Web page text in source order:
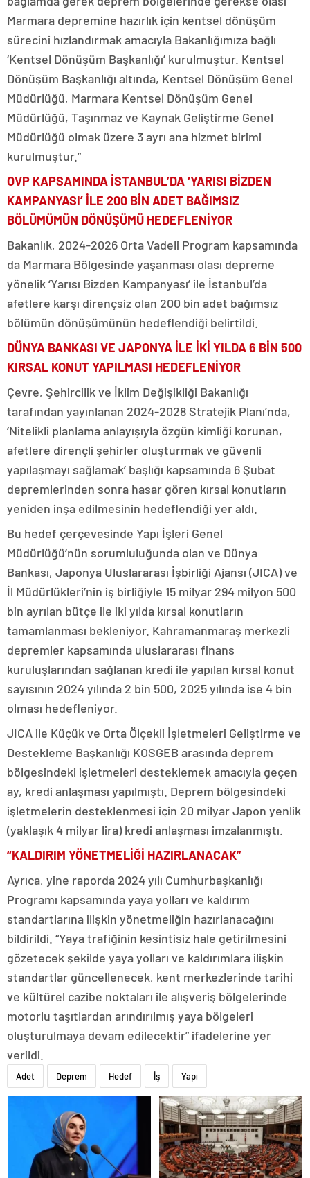
Marmara depremine hazırlık için kentsel dönüşüm
sürecini hızlandırmak amacıyla Bakanlığımıza bağlı
‘Kentsel Dönüşüm Başkanlığı’ kurulmuştur. Kentsel
Dönüşüm Başkanlığı altında, Kentsel Dönüşüm Genel
Müdürlüğü, Marmara Kentsel Dönüşüm Genel
Müdürlüğü, Taşınmaz ve Kaynak Geliştirme Genel
Müdürlüğü olmak üzere 3 ayrı ana hizmet birimi
kurulmuştur.”
OVP KAPSAMINDA İSTANBUL’DA ‘YARISI BİZDEN
KAMPANYASI’ İLE 200 BİN ADET BAĞIMSIZ
BÖLÜMÜMÜN DÖNÜŞÜMÜ HEDEFLENİYOR
Bakanlık, 2024-2026 Orta Vadeli Program kapsamında
da Marmara Bölgesinde yaşanması olası depreme
yönelik ‘Yarısı Bizden Kampanyası’ ile İstanbul’da
afetlere karşı dirençsiz olan 200 bin adet bağımsız
bölümün dönüşümünün hedeflendiği belirtildi.
DÜNYA BANKASI VE JAPONYA İLE İKİ YILDA 6 BİN 500
KIRSAL KONUT YAPILMASI HEDEFLENİYOR
Çevre, Şehircilik ve İklim Değişikliği Bakanlığı
tarafından yayınlanan 2024-2028 Stratejik Planı’nda,
‘Nitelikli planlama anlayışıyla özgün kimliği korunan,
afetlere dirençli şehirler oluşturmak ve güvenli
yapılaşmayı sağlamak’ başlığı kapsamında 6 Şubat
depremlerinden sonra hasar gören kırsal konutların
yeniden inşa edilmesinin hedeflendiği yer aldı.
Bu hedef çerçevesinde Yapı İşleri Genel
Müdürlüğü’nün sorumluluğunda olan ve Dünya
Bankası, Japonya Uluslararası İşbirliği Ajansı (JICA) ve
İl Müdürlükleri’nin iş birliğiyle 15 milyar 294 milyon 500
bin ayrılan bütçe ile iki yılda kırsal konutların
tamamlanması bekleniyor. Kahramanmaraş merkezli
depremler kapsamında uluslararası finans
kuruluşlarından sağlanan kredi ile yapılan kırsal konut
sayısının 2024 yılında 2 bin 500, 2025 yılında ise 4 bin
olması hedefleniyor.
JICA ile Küçük ve Orta Ölçekli İşletmeleri Geliştirme ve
Destekleme Başkanlığı KOSGEB arasında deprem
bölgesindeki işletmeleri desteklemek amacıyla geçen
ay, kredi anlaşması yapılmıştı. Deprem bölgesindeki
işletmelerin desteklenmesi için 20 milyar Japon yenlik
(yaklaşık 4 milyar lira) kredi anlaşması imzalanmıştı.
“KALDIRIM YÖNETMELİĞİ HAZIRLANACAK”
Ayrıca, yine raporda 2024 yılı Cumhurbaşkanlığı
Programı kapsamında yaya yolları ve kaldırım
standartlarına ilişkin yönetmeliğin hazırlanacağını
bildirildi. “Yaya trafiğinin kesintisiz hale getirilmesini
gözetecek şekilde yaya yolları ve kaldırımlara ilişkin
standartlar güncellenecek, kent merkezlerinde tarihi
ve kültürel cazibe noktaları ile alışveriş bölgelerinde
motorlu taşıtlardan arındırılmış yaya bölgeleri
oluşturulmaya devam edilecektir” ifadelerine yer
verildi.
Adet Deprem Hedef İş Yapı